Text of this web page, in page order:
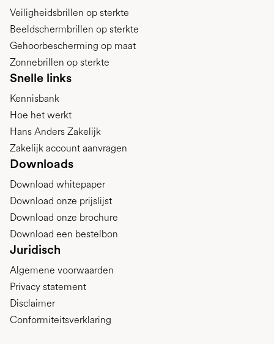
Veiligheidsbrillen op sterkte
Beeldschermbrillen op sterkte
Gehoorbescherming op maat
Zonnebrillen op sterkte
Snelle links
Kennisbank
Hoe het werkt
Hans Anders Zakelijk
Zakelijk account aanvragen
Downloads
Download whitepaper
Download onze prijslijst
Download onze brochure
Download een bestelbon
Juridisch
Algemene voorwaarden
Privacy statement
Disclaimer
Conformiteitsverklaring